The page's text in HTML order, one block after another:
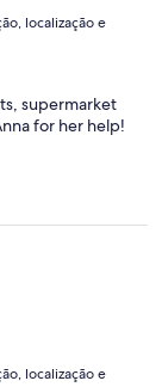
localização e
supermarket
for her help!
localização e